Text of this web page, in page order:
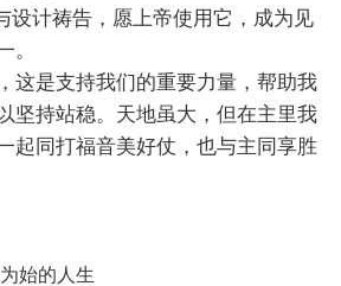
设计祷告，愿上帝使用它， 成为见
这是支持我们的重要力量， 帮助我
坚持站稳。天地虽大， 但在主里我
起同打福音美好仗， 也与主同享胜
始的人生